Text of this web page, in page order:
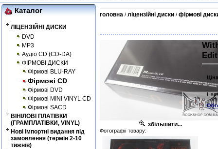
Каталог
ЛІЦЕНЗІЙНІ ДИСКИ
DVD
MP3
Аудіо CD (CD-DA)
ФІРМОВІ ДИСКИ
Фірмові BLU-RAY
Фірмові CD
Фірмові DVD
Фірмові MINI VINYL CD
Фірмові SACD
ВІНІЛОВІ ПЛАТІВКИ
(ГРАМПЛАТІВКИ, VINYL)
Нові імпортні видання під
замовлення (термін 2-10
тижнів)
головна / ліцензійні диски / фірмові
збільшити...
Фотографії товару: